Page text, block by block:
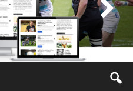
Sport